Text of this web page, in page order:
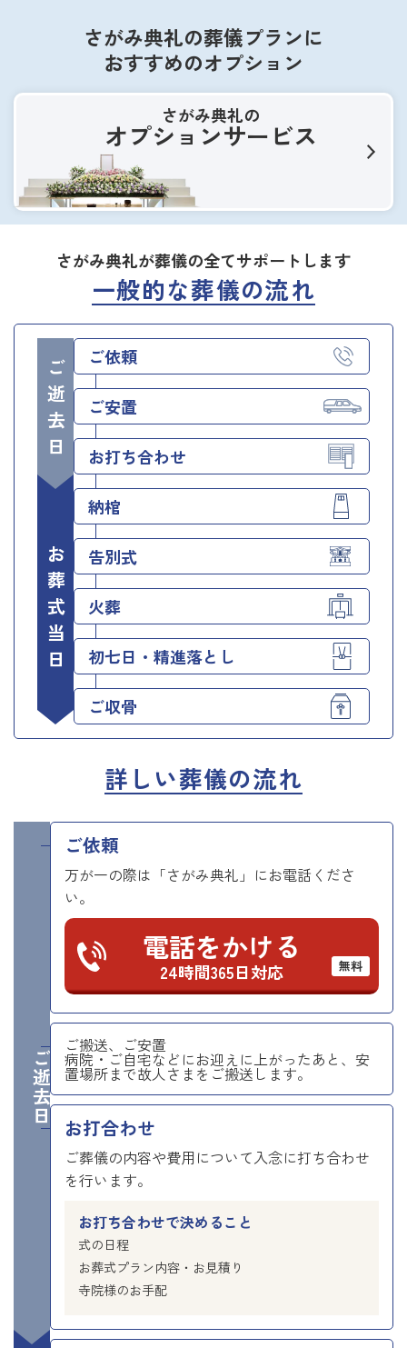
さがみ典礼の葬儀プランに
おすすめのオプション
さがみ典礼の
オプションサービス
さがみ典礼が葬儀の全てサポートします
一般的な葬儀の流れ
ご逝去日 ご依頼
ご安置
お打ち合わせ
お葬式当日
納棺
告別式
火葬
初七日・精進落とし
ご収骨
詳しい葬儀の流れ
ご逝去日
ご依頼
万が一の際は「さがみ典礼」にお電話くださ
い。
電話をかける
24時間365日対応 無料
ご搬送、ご安置
病院・ご自宅などにお迎えに上がったあと、安
置場所まで故人さまをご搬送します。
お打合わせ
ご葬儀の内容や費用について入念に打ち合わせ
を行います。
お打ち合わせで決めること
式の日程
お葬式プラン内容・お見積り
寺院様のお手配